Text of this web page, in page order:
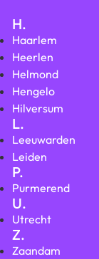
H.
Haarlem
Heerlen
Helmond
Hengelo
Hilversum
L.
Leeuwarden
Leiden
P.
Purmerend
U.
Utrecht
Z.
Zaandam